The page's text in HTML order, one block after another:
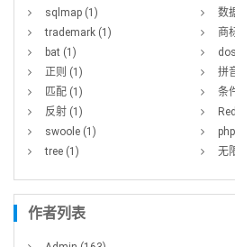
sqlmap (1) 数
trademark (1) 商
bat (1) dos
正则 (1) 拼
匹配 (1) 条
反射 (1)
swoole (1) php
tree (1) 无
作者列表